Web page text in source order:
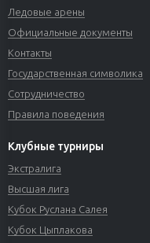
Ледовые арены
Официальные документы
Контакты
Государственная символика
Сотрудничество
Правила поведения
Клубные турниры
Экстралига
Высшая лига
Кубок Руслана Салея
Кубок Цыплакова